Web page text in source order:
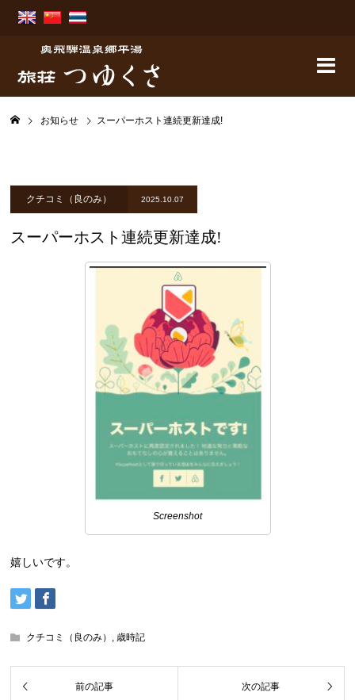
お知らせ スーパーホスト連続更新達成!
クチコミ（良のみ） 2025.10.07
スーパーホスト連続更新達成!
Screenshot
嬉しいです。
クチコミ（良のみ） , 歳時記